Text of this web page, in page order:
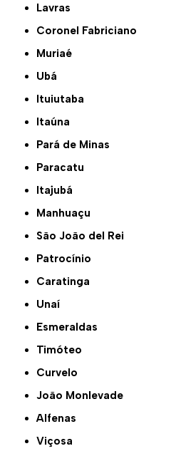
Lavras
Coronel Fabriciano
Muriaé
Ubá
Ituiutaba
Itaúna
Pará de Minas
Paracatu
Itajubá
Manhuaçu
São João del Rei
Patrocínio
Caratinga
Unaí
Esmeraldas
Timóteo
Curvelo
João Monlevade
Alfenas
Viçosa